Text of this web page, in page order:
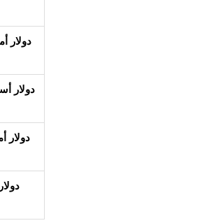
دولار
دولار
دولار